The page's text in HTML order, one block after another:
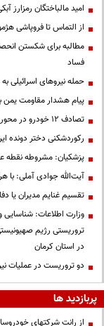
امید مالباختگان رمزارز
از التماس تا فروپاشی
مطالبه برای شکستن
فساد
حمله نیروهای اسرائیلی
پیام هشدار مقاومت یمن
تصادف ۱۲ خودرو در محور یاسوج ـ اصفهان
رکوردشکنی دختر دونده
پزشکیان: مشروطه نقطه
آیت‌الله جوادی آملی: با
تقسیم غنایم مدیران یا
در استان کرمان
دو تروریست در عملیات
پربازدید ها
از رانت‌ شرکتهای